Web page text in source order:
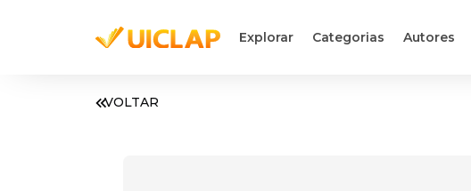
Explorar Categorias Autores
VOLTAR